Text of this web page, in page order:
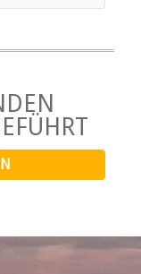
ensure your